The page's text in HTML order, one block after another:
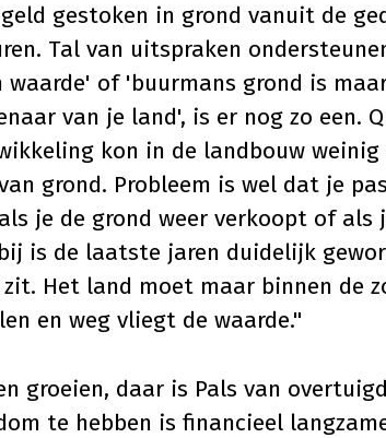
gestoken in grond vanuit de
Tal van uitspraken
of 'buurmans grond is
van je land', is er nog zo een.
kon in de landbouw weinig
grond. Probleem is wel dat je
je de grond weer verkoopt of als
is de laatste jaren duidelijk
Het land moet maar binnen de
en weg vliegt de waarde."
groeien, daar is Pals van
te hebben is financieel